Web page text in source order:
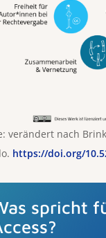
verändert nach
https://doi.org/
spricht